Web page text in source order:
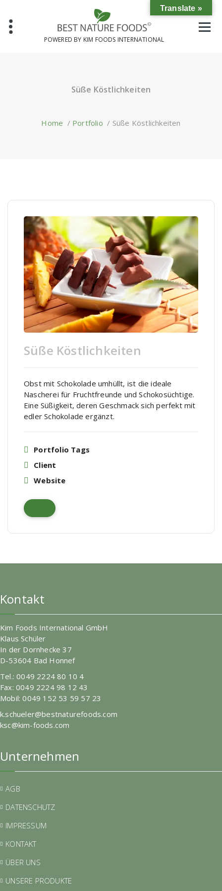
content
POWERED BY KIM FOODS INTERNATIONAL
Süße Köstlichkeiten
Home / Portfolio / Süße Köstlichkeiten
Süße Köstlichkeiten
Obst mit Schokolade umhüllt, ist die ideale
Nascherei für Fruchtfreunde und Schokosüchtige.
Eine Süßigkeit, deren Geschmack sich perfekt mit
edler Schokolade ergänzt.
Portfolio Tags
Client
Website
Kontakt
Kim Foods International GmbH
Klaus Schüler
In der Dornhecke 37
D-53604 Bad Honnef
Tel.: 0049 2224 80 10 4
Fax: 0049 2224 98 12 43
Mobil: 0049 152 53 59 57 23
k.schueler@bestnaturefoods.com
ksc@kim-foods.com
Unternehmen
AGB
DATENSCHUTZ
IMPRESSUM
KONTAKT
ÜBER UNS
UNSERE PRODUKTE
Translate »